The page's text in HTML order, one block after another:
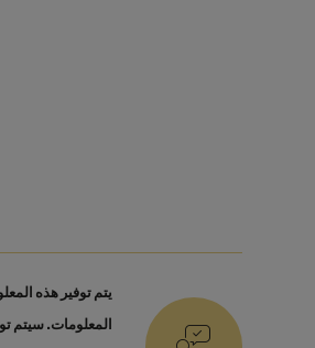
يتم توفير هذه
المعلومات. سيتم